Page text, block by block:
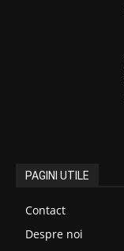
PAGINI UTILE
Contact
Despre noi